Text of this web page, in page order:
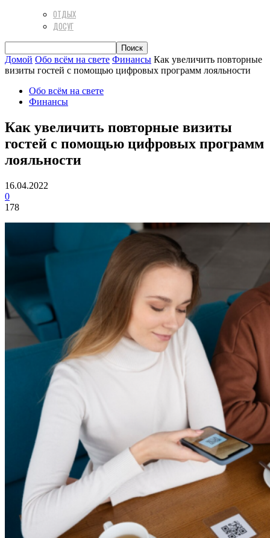
ОТДЫХ
ДОСУГ
Домой Обо всём на свете Финансы Как увеличить повторные
визиты гостей с помощью цифровых программ лояльности
Обо всём на свете
Финансы
Как увеличить повторные визиты
гостей с помощью цифровых программ
лояльности
16.04.2022
0
178